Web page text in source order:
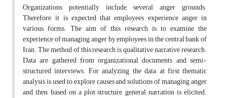
Organizations potentially include several anger grounds.
Therefore, it is expected that employees experience anger in
various forms. The aim of this research is to examine the
experience of managing anger by employees in the central bank of
Iran. The method of this research is qualitative narrative research.
Data are gathered from organizational documents and semi-
structured interviews. For analyzing the data, at first thematic
analysis is used to explore causes and solutions of managing anger
and then, based on a plot structure, general narration is elicited.